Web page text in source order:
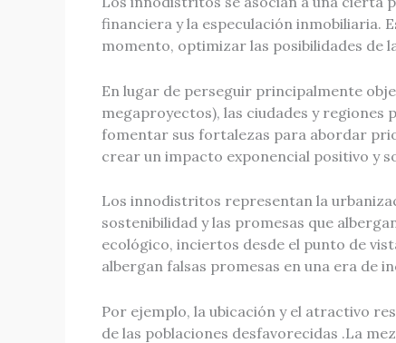
financiera y la especulación inmobiliaria.
momento, optimizar las posibilidades de
En lugar de perseguir principalmente
megaproyectos), las ciudades y
fomentar sus fortalezas para abordar
crear un impacto exponencial positivo y
Los innodistritos representan la
sostenibilidad y las promesas que
ecológico, inciertos desde el punto de
albergan falsas promesas en una era de
Por ejemplo, la ubicación y el atractivo
de las poblaciones desfavorecidas .La